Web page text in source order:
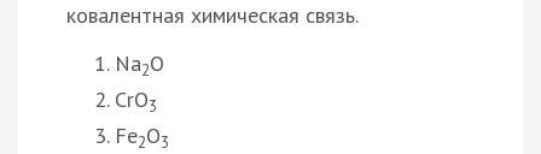
ковалентная химическая связь.
Na2O
CrO3
Fe2O3